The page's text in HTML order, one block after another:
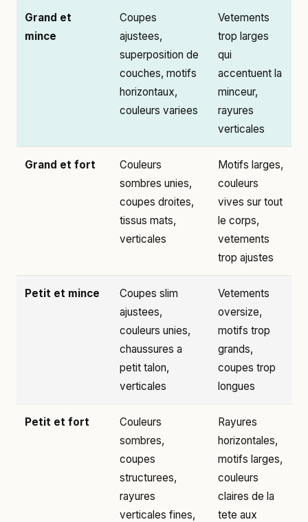
Grand et
mince
Coupes
ajustees,
superposition de
couches, motifs
horizontaux,
couleurs variees
Vetements
trop larges
qui
accentuent la
minceur,
rayures
verticales
Grand et fort
Couleurs
sombres unies,
coupes droites,
tissus mats,
verticales
Motifs larges,
couleurs
vives sur tout
le corps,
vetements
trop ajustes
Petit et mince
Coupes slim
ajustees,
couleurs unies,
chaussures a
petit talon,
verticales
Vetements
oversize,
motifs trop
grands,
coupes trop
longues
Petit et fort
Couleurs
sombres,
coupes
structurees,
rayures
verticales fines,
Rayures
horizontales,
motifs larges,
couleurs
claires de la
tete aux